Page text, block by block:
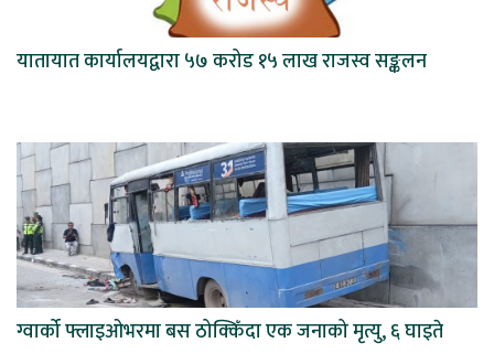
यातायात कार्यालयद्वारा ५७ करोड १५ लाख राजस्व सङ्कलन
ग्वार्को फ्लाइओभरमा बस ठोक्किँदा एक जनाको मृत्यु, ६ घाइते